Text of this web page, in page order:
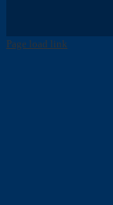
Page load link